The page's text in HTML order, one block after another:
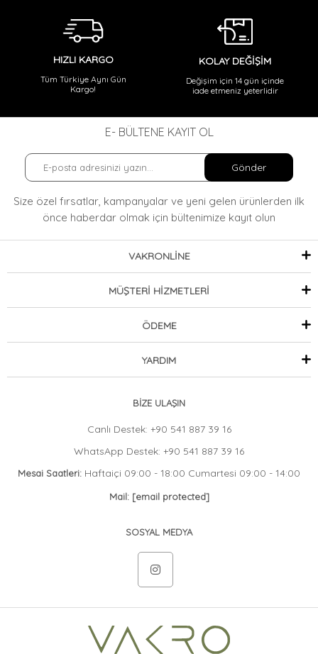
HIZLI KARGO
Tüm Türkiye Aynı Gün
Kargo!
KOLAY DEĞİŞİM
Değişim için 14 gün içinde
iade etmeniz yeterlidir
E- BÜLTENE KAYIT OL
Gönder
Size özel fırsatlar, kampanyalar ve yeni gelen ürünlerden ilk
önce haberdar olmak için bültenimize kayıt olun
VAKRONLİNE
MÜŞTERİ HİZMETLERİ
ÖDEME
YARDIM
BİZE ULAŞIN
Canlı Destek: +90 541 887 39 16
WhatsApp Destek: +90 541 887 39 16
Mesai Saatleri: Haftaiçi 09:00 - 18:00 Cumartesi 09:00 - 14:00
Mail: [email protected]
SOSYAL MEDYA